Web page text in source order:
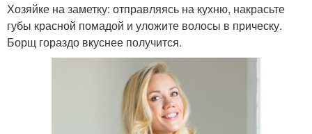
Хозяйке на заметку: отправляясь на кухню, накрасьте
губы красной помадой и уложите волосы в прическу.
Борщ гораздо вкуснее получится.